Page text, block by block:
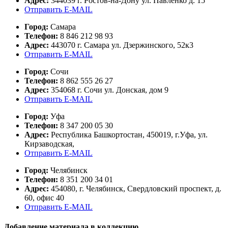
Отправить E-MAIL
Город: Самара
Телефон: 8 846 212 98 93
Адрес: 443070 г. Самара ул. Дзержинского, 52к3
Отправить E-MAIL
Город: Сочи
Телефон: 8 862 555 26 27
Адрес: 354068 г. Сочи ул. Донская, дом 9
Отправить E-MAIL
Город: Уфа
Телефон: 8 347 200 05 30
Адрес: Республика Башкортостан, 450019, г.Уфа, ул.
Кирзаводская,
Отправить E-MAIL
Город: Челябинск
Телефон: 8 351 200 34 01
Адрес: 454080, г. Челябинск, Свердловский проспект, д.
60, офис 40
Отправить E-MAIL